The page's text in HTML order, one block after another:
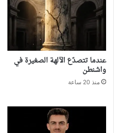
‏عندما تتصدّع الآلهة الصغيرة في
واشنطن
منذ 20 ساعة